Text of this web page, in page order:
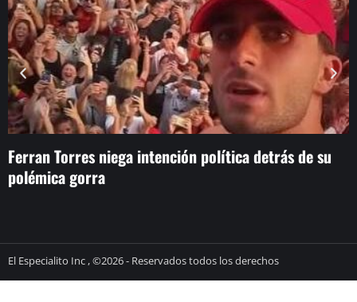
Ferran Torres niega intención política detrás de su
polémica gorra
El Especialito Inc , ©2026 - Reservados todos los derechos